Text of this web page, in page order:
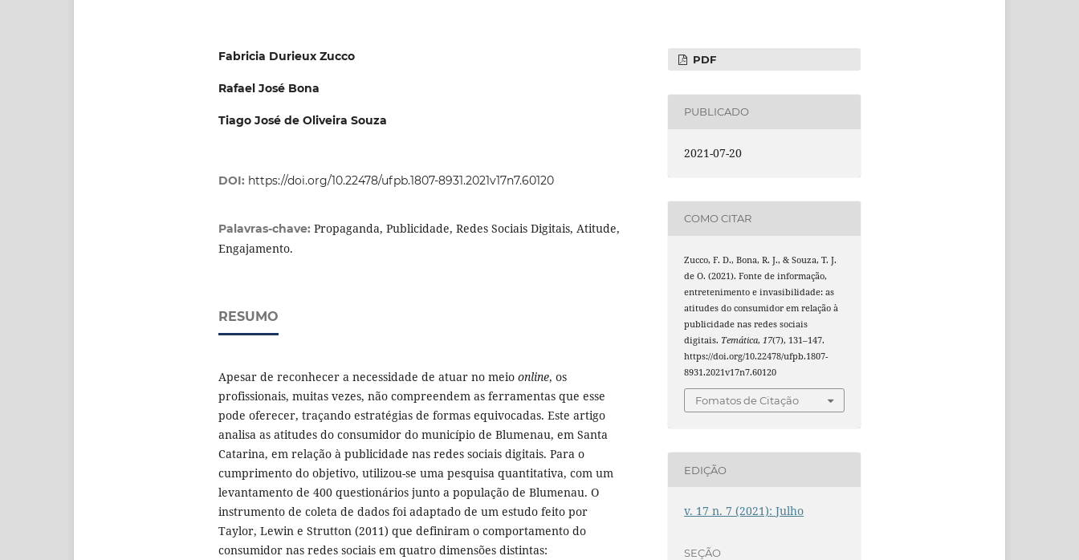
Fabricia Durieux Zucco
Rafael José Bona
Tiago José de Oliveira Souza
DOI: https://doi.org/10.22478/ufpb.1807-8931.2021v17n7.60120
Palavras-chave: Propaganda, Publicidade, Redes Sociais Digitais, Atitude,
Engajamento.
RESUMO
Apesar de reconhecer a necessidade de atuar no meio online, os
profissionais, muitas vezes, não compreendem as ferramentas que esse
pode oferecer, traçando estratégias de formas equivocadas. Este artigo
analisa as atitudes do consumidor do município de Blumenau, em Santa
Catarina, em relação à publicidade nas redes sociais digitais. Para o
cumprimento do objetivo, utilizou-se uma pesquisa quantitativa, com um
levantamento de 400 questionários junto a população de Blumenau. O
instrumento de coleta de dados foi adaptado de um estudo feito por
Taylor, Lewin e Strutton (2011) que definiram o comportamento do
consumidor nas redes sociais em quatro dimensões distintas:
PDF
PUBLICADO
2021-07-20
COMO CITAR
Zucco, F. D., Bona, R. J., & Souza, T. J.
de O. (2021). Fonte de informação,
entretenimento e invasibilidade: as
atitudes do consumidor em relação à
publicidade nas redes sociais
digitais. Temática,17(7), 131–147.
https://doi.org/10.22478/ufpb.1807-
8931.2021v17n7.60120
Fomatos de Citação
EDIÇÃO
v. 17 n. 7 (2021): Julho
SEÇÃO